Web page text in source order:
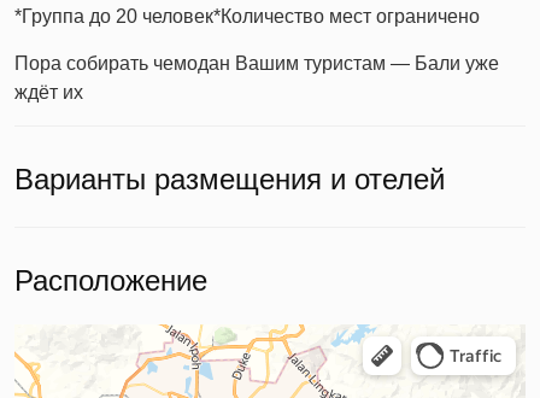
*Группа до 20 человек*Количество мест ограничено
Пора собирать чемодан Вашим туристам — Бали уже
ждёт их
Варианты размещения и отелей
Расположение
Куала‑Лумпур
Куала-Лумпур — Яндекс Карты